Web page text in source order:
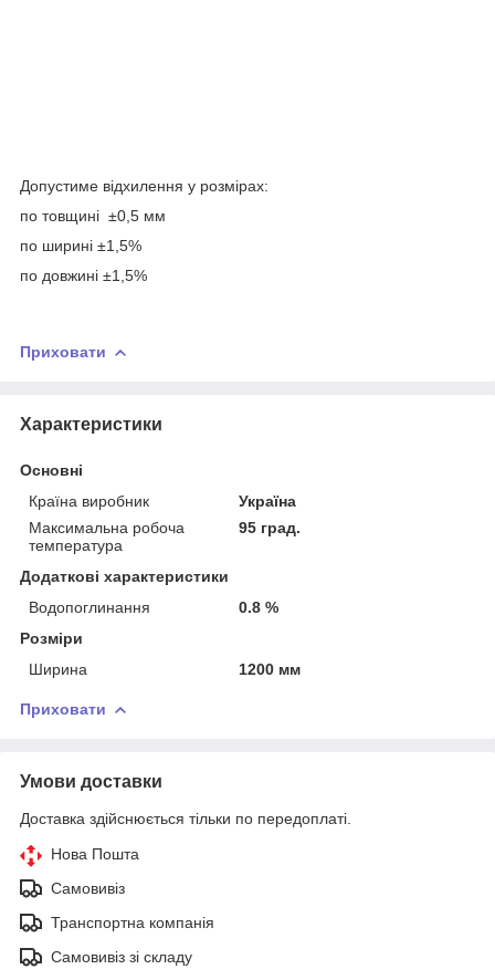
Допустиме відхилення у розмірах:
по товщині ±0,5 мм
по ширині ±1,5%
по довжині ±1,5%
Приховати
Характеристики
Основні
Країна виробник
Україна
Максимальна робоча
температура
95 град.
Додаткові характеристики
Водопоглинання
0.8 %
Розміри
Ширина
1200 мм
Приховати
Умови доставки
Доставка здійснюється тільки по передоплаті.
Нова Пошта
Самовивіз
Транспортна компанія
Самовивіз зі складу